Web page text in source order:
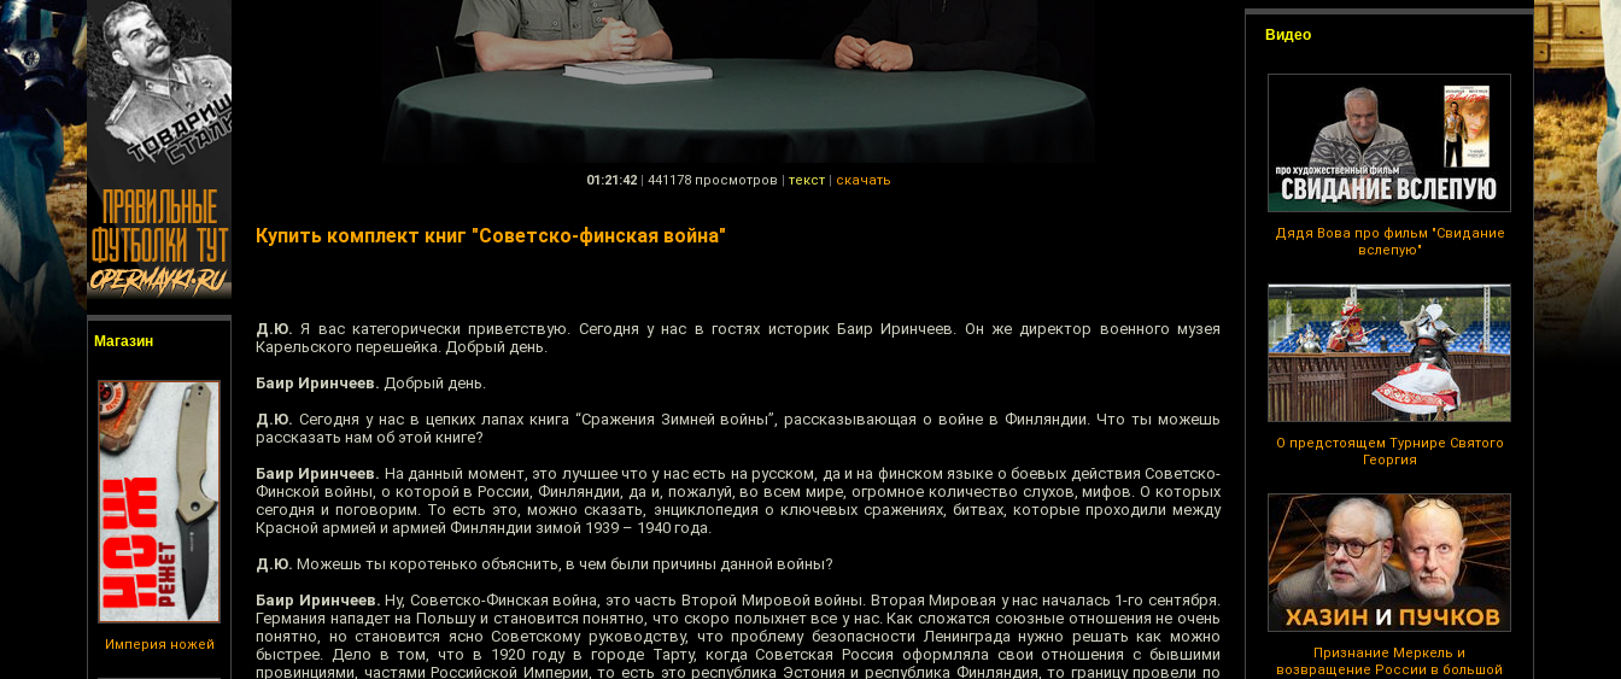
Магазин
Империя ножей
Видео
Дядя Вова про фильм "Свидание
вслепую"
О предстоящем Турнире Святого
Георгия
Признание Меркель и
возвращение России в большой
01:21:42 | 441178 просмотров | текст | скачать
Купить комплект книг "Советско-финская война"
Д.Ю. Я вас категорически приветствую. Сегодня у нас в гостях историк Баир Иринчеев. Он же директор военного музея
Карельского перешейка. Добрый день.
Баир Иринчеев. Добрый день.
Д.Ю. Сегодня у нас в цепких лапах книга “Сражения Зимней войны”, рассказывающая о войне в Финляндии. Что ты можешь
рассказать нам об этой книге?
Баир Иринчеев. На данный момент, это лучшее что у нас есть на русском, да и на финском языке о боевых действия Советско-
Финской войны, о которой в России, Финляндии, да и, пожалуй, во всем мире, огромное количество слухов, мифов. О которых
сегодня и поговорим. То есть это, можно сказать, энциклопедия о ключевых сражениях, битвах, которые проходили между
Красной армией и армией Финляндии зимой 1939 – 1940 года.
Д.Ю. Можешь ты коротенько объяснить, в чем были причины данной войны?
Баир Иринчеев. Ну, Советско-Финская война, это часть Второй Мировой войны. Вторая Мировая у нас началась 1-го сентября.
Германия нападет на Польшу и становится понятно, что скоро полыхнет все у нас. Как сложатся союзные отношения не очень
понятно, но становится ясно Советскому руководству, что проблему безопасности Ленинграда нужно решать как можно
быстрее. Дело в том, что в 1920 году в городе Тарту, когда Советская Россия оформляла свои отношения с бывшими
провинциями, частями Российской Империи, то есть это республика Эстония и республика Финляндия, то границу провели по